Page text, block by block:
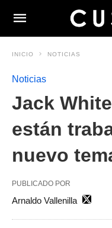
INICIO NOTICIAS
Noticias
Jack
están
nuevo
PUBLICADO POR
Arnaldo Vallenilla